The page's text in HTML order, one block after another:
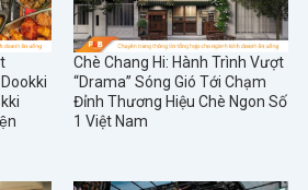
Chè Chang Hi: Hành Trình Vượt
“Drama” Sóng Gió Tới Chạm
Đỉnh Thương Hiệu Chè Ngon Số
1 Việt Nam